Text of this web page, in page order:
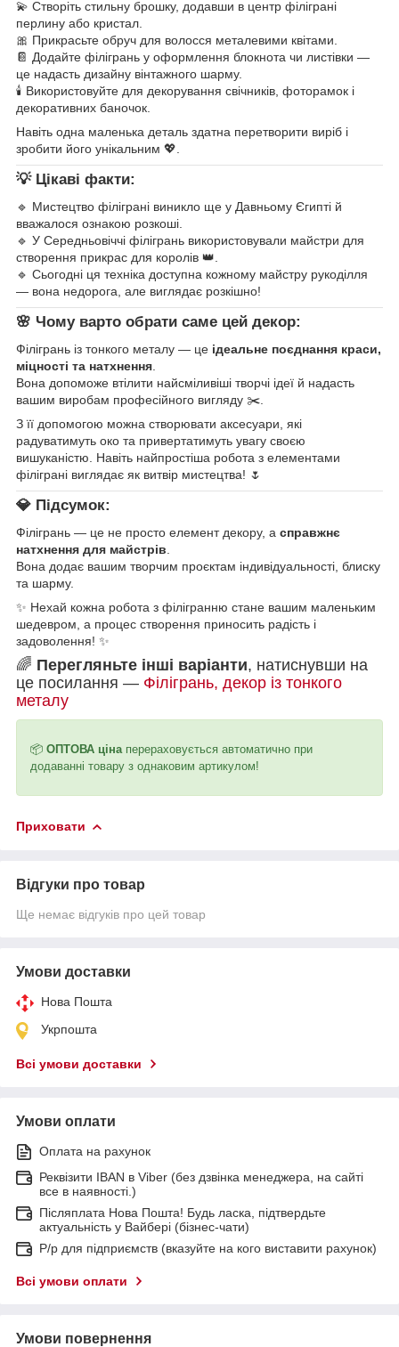
💫 Створіть стильну брошку, додавши в центр філіграні
перлину або кристал.
🎀 Прикрасьте обруч для волосся металевими квітами.
📔 Додайте філігрань у оформлення блокнота чи листівки —
це надасть дизайну вінтажного шарму.
🕯️ Використовуйте для декорування свічників, фоторамок і
декоративних баночок.
Навіть одна маленька деталь здатна перетворити виріб і
зробити його унікальним 💖.
💡 Цікаві факти:
🔹 Мистецтво філіграні виникло ще у Давньому Єгипті й
вважалося ознакою розкоші.
🔹 У Середньовіччі філігрань використовували майстри для
створення прикрас для королів 👑.
🔹 Сьогодні ця техніка доступна кожному майстру рукоділля
— вона недорога, але виглядає розкішно!
🌸 Чому варто обрати саме цей декор:
Філігрань із тонкого металу — це ідеальне поєднання краси,
міцності та натхнення
Вона допоможе втілити найсміливіші творчі ідеї й надасть
вашим виробам професійного вигляду ✂️.
З її допомогою можна створювати аксесуари, які
радуватимуть око та привертатимуть увагу своєю
вишуканістю. Навіть найпростіша робота з елементами
філіграні виглядає як витвір мистецтва! 🌷
💎 Підсумок:
Філігрань — це не просто елемент декору, а справжнє
натхнення для майстрів
Вона додає вашим творчим проєктам індивідуальності, блиску
та шарму.
✨ Нехай кожна робота з філігранню стане вашим маленьким
шедевром, а процес створення приносить радість і
задоволення! ✨
🌈 Перегляньте інші варіанти, натиснувши на
це посилання — Філігрань, декор із тонкого
металу
📦 ОПТОВА ціна перераховується автоматично при
додаванні товару з однаковим артикулом!
Приховати
Відгуки про товар
Ще немає відгуків про цей товар
Умови доставки
Нова Пошта
Укрпошта
Всі умови доставки
Умови оплати
Оплата на рахунок
Реквізити IBAN в Viber (без дзвінка менеджера, на сайті
все в наявності.)
Післяплата Нова Пошта! Будь ласка, підтвердьте
актуальність у Вайбері (бізнес-чати)
Р/р для підприємств (вказуйте на кого виставити рахунок)
Всі умови оплати
Умови повернення